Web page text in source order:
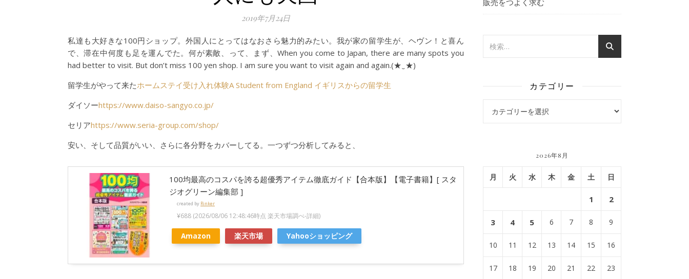
2019年7月24日
私達も大好きな100円ショップ。外国人にとってはなおさら魅力的みたい。我が家の留学生が、ヘヴン！と喜ん
で、滞在中何度も足を運んでた。何が素敵、って、まず、When you come to Japan, there are many spots you
had better to visit. But don’t miss 100 yen shop. I am sure you want to visit again and again.(★‿★)
留学生がやって来たホームステイ受け入れ体験A Student from England イギリスからの留学生
ダイソーhttps://www.daiso-sangyo.co.jp/
セリアhttps://www.seria-group.com/shop/
安い、そして品質がいい、さらに各分野をカバーしてる。一つずつ分析してみると、
100均最高のコスパを誇る超優秀アイテム徹底ガイド【合本版】【電子書籍】[ スタ
ジオグリーン編集部 ]
created by Rinker
¥688 (2026/08/06 12:48:46時点 楽天市場調べ-詳細)
Amazon 楽天市場 Yahooショッピング
販売をつよく求む
カテゴリー
2026年8月
月 火 水 木 金 土 日
1 2
3 4 5 6 7 8 9
10 11 12 13 14 15 16
17 18 19 20 21 22 23